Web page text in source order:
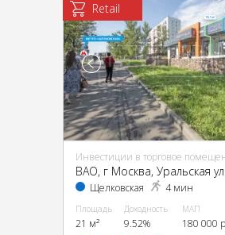
Retail
Инвестиции в торговое
ВАО, г Москва, Уральская
Щелковская 4 мин
Площадь
21 м²
Доходность
9.52%
МАП
180 000